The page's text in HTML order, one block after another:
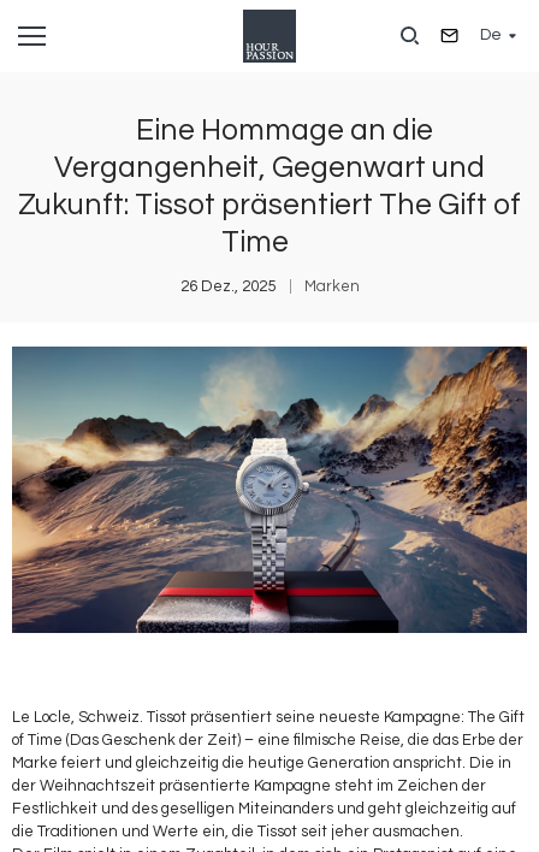
zum
De
Eine Hommage an die
Vergangenheit, Gegenwart und
Zukunft: Tissot präsentiert The Gift of
Time
26 Dez., 2025 Marken
Le Locle, Schweiz. Tissot präsentiert seine neueste Kampagne: The Gift
of Time (Das Geschenk der Zeit) – eine filmische Reise, die das Erbe der
Marke feiert und gleichzeitig die heutige Generation anspricht. Die in
der Weihnachtszeit präsentierte Kampagne steht im Zeichen der
Festlichkeit und des geselligen Miteinanders und geht gleichzeitig auf
die Traditionen und Werte ein, die Tissot seit jeher ausmachen.